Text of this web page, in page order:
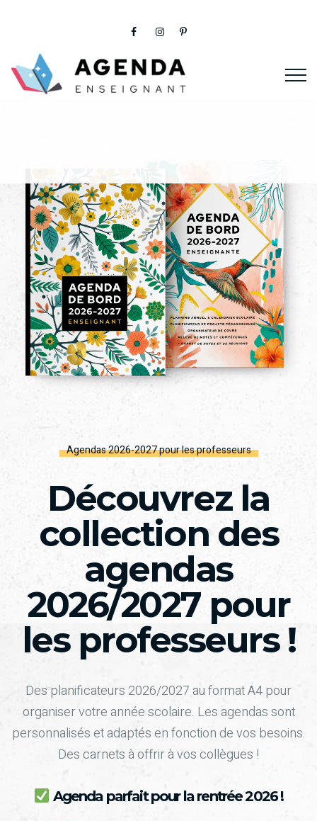
Agendas 2026-2027 pour les professeurs
Découvrez la
collection des
agendas
2026/2027 pour
les professeurs !
Des planificateurs 2026/2027 au format A4 pour
organiser votre année scolaire. Les agendas sont
personnalisés et adaptés en fonction de vos besoins.
Des carnets à offrir à vos collègues !
Agenda parfait pour la rentrée 2026 !